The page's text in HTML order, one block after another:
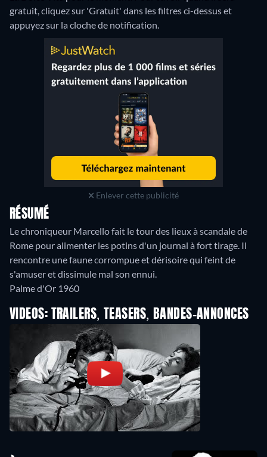
gratuit, cliquez sur 'Gratuit' dans les filtres ci-dessus et
appuyez sur la cloche de notification.
Enlever cette publicité
RÉSUMÉ
Le chroniqueur Marcello fait le tour des lieux à scandale de
Rome pour alimenter les potins d'un journal à fort tirage. Il
rencontre une faune corrompue et dérisoire qui feint de
s'amuser et dissimule mal son ennui.
Palme d'Or 1960
VIDEOS: TRAILERS, TEASERS, BANDES-ANNONCES